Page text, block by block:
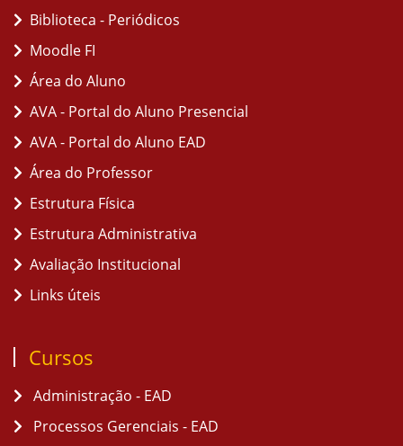
Biblioteca - Periódicos
Moodle FI
Área do Aluno
AVA - Portal do Aluno Presencial
AVA - Portal do Aluno EAD
Área do Professor
Estrutura Física
Estrutura Administrativa
Avaliação Institucional
Links úteis
Cursos
Administração - EAD
Processos Gerenciais - EAD